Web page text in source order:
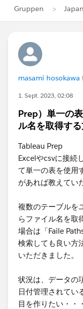
Gruppen Japan
masami hosokawa
1. Sept. 2023, 02:08
Prep）単一の
ル名を取得す
Tableau Prep
Excelやcsvに接続
て単一の表を使用
があれば教えてい
複数のテーブルを
らファイル名を取
場合は「Faile
検索しても良い方
いただきました。
状況は、データの
日付管理されてい
目を作りたい・・